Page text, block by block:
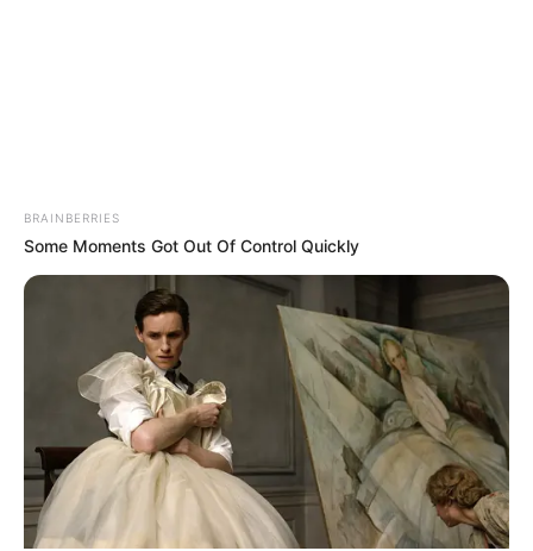
BRAINBERRIES
Some Moments Got Out Of Control Quickly